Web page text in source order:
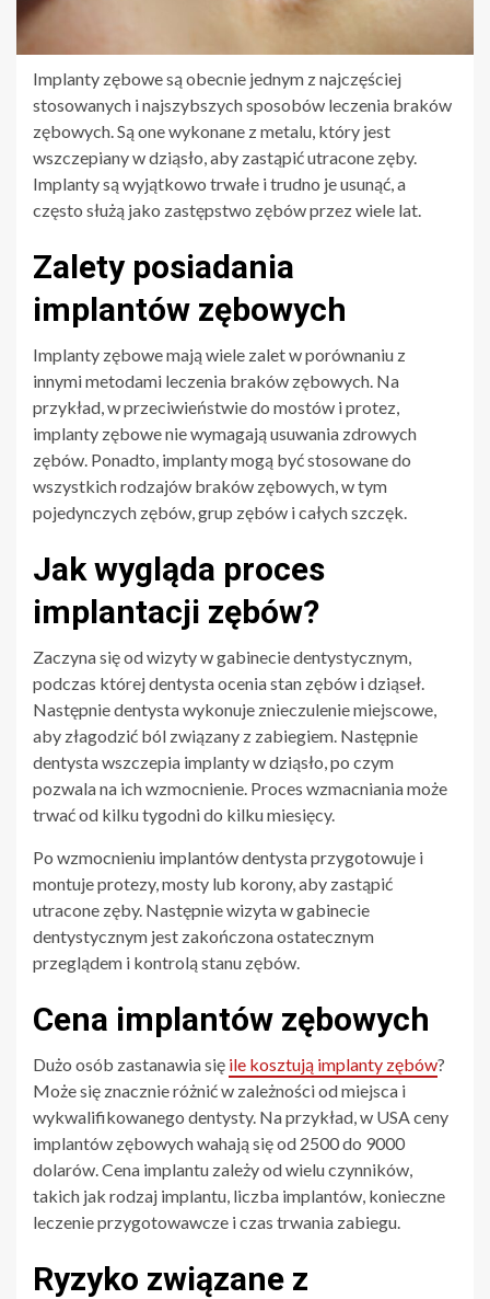
Implanty zębowe są obecnie jednym z najczęściej
stosowanych i najszybszych sposobów leczenia braków
zębowych. Są one wykonane z metalu, który jest
wszczepiany w dziąsło, aby zastąpić utracone zęby.
Implanty są wyjątkowo trwałe i trudno je usunąć, a
często służą jako zastępstwo zębów przez wiele lat.
Zalety posiadania
implantów zębowych
Implanty zębowe mają wiele zalet w porównaniu z
innymi metodami leczenia braków zębowych. Na
przykład, w przeciwieństwie do mostów i protez,
implanty zębowe nie wymagają usuwania zdrowych
zębów. Ponadto, implanty mogą być stosowane do
wszystkich rodzajów braków zębowych, w tym
pojedynczych zębów, grup zębów i całych szczęk.
Jak wygląda proces
implantacji zębów?
Zaczyna się od wizyty w gabinecie dentystycznym,
podczas której dentysta ocenia stan zębów i dziąseł.
Następnie dentysta wykonuje znieczulenie miejscowe,
aby złagodzić ból związany z zabiegiem. Następnie
dentysta wszczepia implanty w dziąsło, po czym
pozwala na ich wzmocnienie. Proces wzmacniania może
trwać od kilku tygodni do kilku miesięcy.
Po wzmocnieniu implantów dentysta przygotowuje i
montuje protezy, mosty lub korony, aby zastąpić
utracone zęby. Następnie wizyta w gabinecie
dentystycznym jest zakończona ostatecznym
przeglądem i kontrolą stanu zębów.
Cena implantów zębowych
Dużo osób zastanawia się ile kosztują implanty zębów?
Może się znacznie różnić w zależności od miejsca i
wykwalifikowanego dentysty. Na przykład, w USA ceny
implantów zębowych wahają się od 2500 do 9000
dolarów. Cena implantu zależy od wielu czynników,
takich jak rodzaj implantu, liczba implantów, konieczne
leczenie przygotowawcze i czas trwania zabiegu.
Ryzyko związane z